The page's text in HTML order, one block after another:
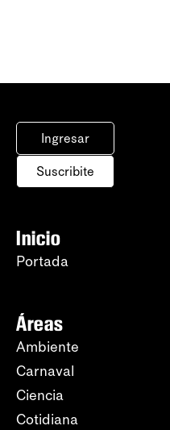
Ingresar
Suscribite
Inicio
Portada
Áreas
Ambiente
Carnaval
Ciencia
Cotidiana